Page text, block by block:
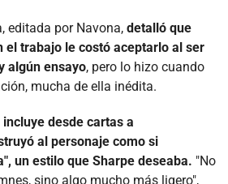
editada por Navona, detalló que
el trabajo le costó aceptarlo al ser
algún ensayo, pero lo hizo cuando
mucha de ella inédita.
desde cartas a
al personaje como si
un estilo que Sharpe deseaba. "No
sino algo mucho más ligero",